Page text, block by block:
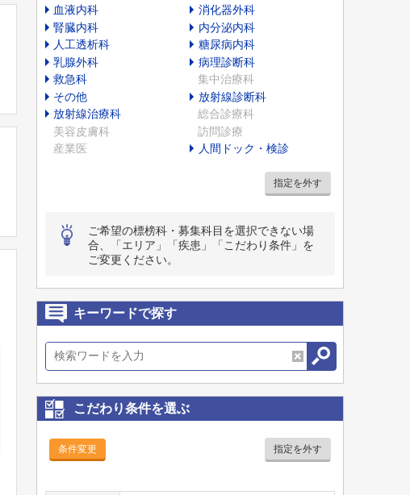
血液内科
消化器外科
腎臓内科
内分泌内科
人工透析科
糖尿病内科
乳腺外科
病理診断科
救急科
集中治療科
その他
放射線診断科
放射線治療科
総合診療科
美容皮膚科
訪問診療
産業医
人間ドック・検診
指定を外す
ご希望の標榜科・募集科目を選択できない場
合、「エリア」「疾患」「こだわり条件」を
ご変更ください。
キーワードで探す
こだわり条件を選ぶ
条件変更 指定を外す